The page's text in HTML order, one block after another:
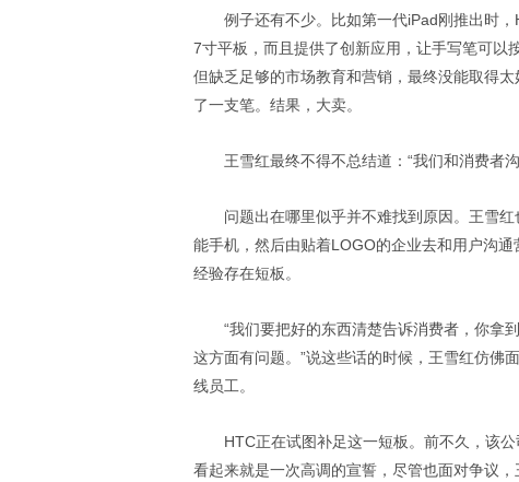
例子还有不少。比如第一代iPad刚推出时
7寸平板，而且提供了创新应用，让手写笔可以
但缺乏足够的市场教育和营销，最终没能取得
了一支笔。结果，大卖。
王雪红最终不得不总结道：“我们和消费者
问题出在哪里似乎并不难找到原因。王雪
能手机，然后由贴着LOGO的企业去和用户沟
经验存在短板。
“我们要把好的东西清楚告诉消费者，你拿
这方面有问题。”说这些话的时候，王雪红仿佛
线员工。
HTC正在试图补足这一短板。前不久，该
看起来就是一次高调的宣誓，尽管也面对争议，